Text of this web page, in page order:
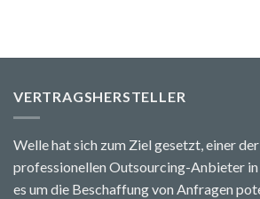
VERTRAGSHERSTELLER
Welle hat sich zum Ziel gesetzt, einer
professionellen Outsourcing-Anbieter in
es um die Beschaffung von Anfragen